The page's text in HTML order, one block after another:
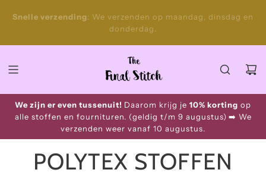
p
o
e
België verzenden we bestellingen vanaf €99 voor maar
€2,95.
Snelle verzending
We zijn er even tussenuit! Daarom krijg je 10% korting op
alle stoffen en fournituren. (geldig t/m 9 augustus) ➡️ We
verzenden weer vanaf 10 augustus.
POLYTEX STOFFEN